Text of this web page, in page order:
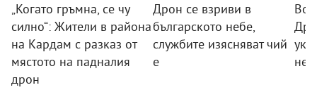
„Когато гръмна, се чу
силно“: Жители в района
на Кардам с разказ от
мястото на падналия
дрон
Дрон се взриви в
българското небе,
службите изясняват чий
е
не